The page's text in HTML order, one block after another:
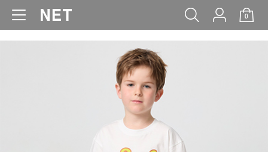
0
WOMEN MEN KIDS BABY